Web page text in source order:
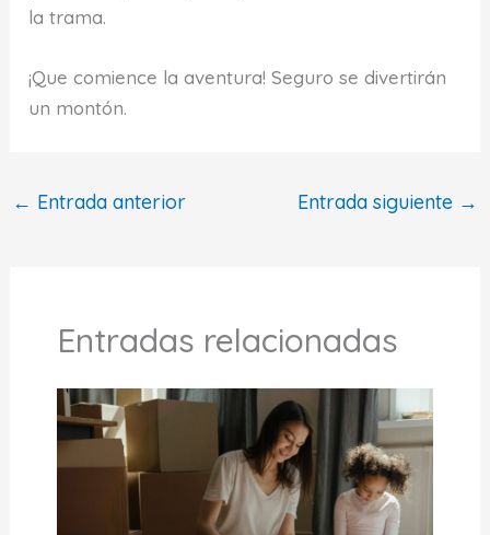
la trama.
¡Que comience la aventura! Seguro se divertirán
un montón.
← Entrada anterior Entrada siguiente →
Entradas relacionadas